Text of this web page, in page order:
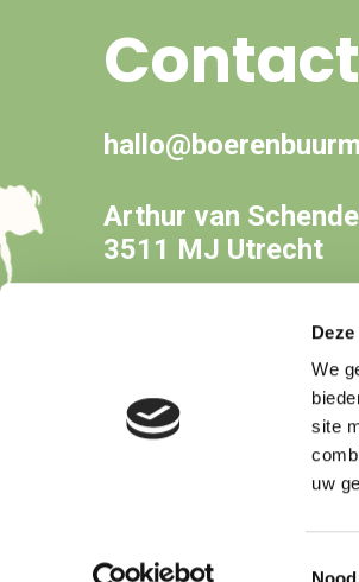
We
site
uw
Arthur van
3511 MJ Utrecht